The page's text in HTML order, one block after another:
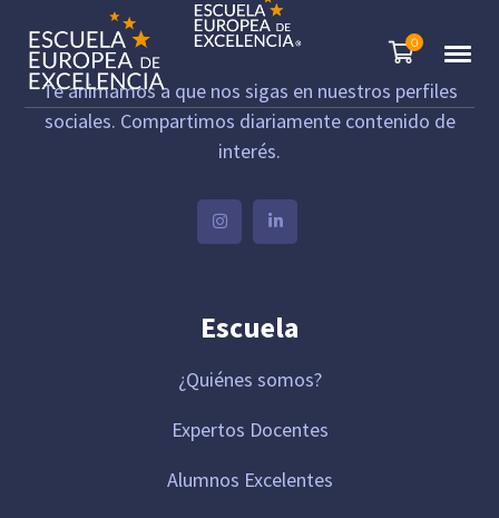
0
Te animamos a que nos sigas en nuestros perfiles
sociales. Compartimos diariamente contenido de
interés.
Escuela
¿Quiénes somos?
Expertos Docentes
Alumnos Excelentes